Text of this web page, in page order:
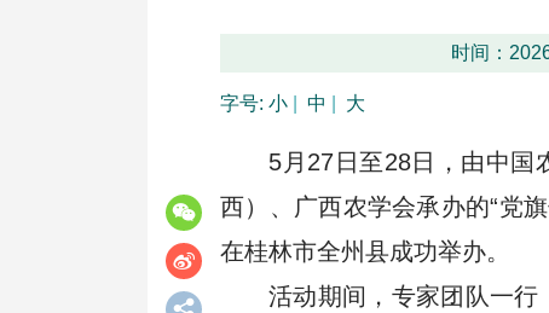
学会章程
学会领导
专题学习
学会要闻
学会动态
分支动态
时间：
字号: 小 中 大
5月27日至28日，由中国
西）、广西农学会承办的“党
在桂林市全州县成功举办。
活动期间，专家团队一